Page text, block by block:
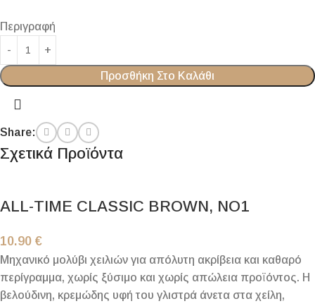
Περιγραφή
Προσθήκη Στο Καλάθι
Share:
Σχετικά Προϊόντα
ALL-TIME CLASSIC BROWN, NO1
10.90 €
Μηχανικό μολύβι χειλιών για απόλυτη ακρίβεια και καθαρό
περίγραμμα, χωρίς ξύσιμο και χωρίς απώλεια προϊόντος. Η
βελούδινη, κρεμώδης υφή του γλιστρά άνετα στα χείλη,